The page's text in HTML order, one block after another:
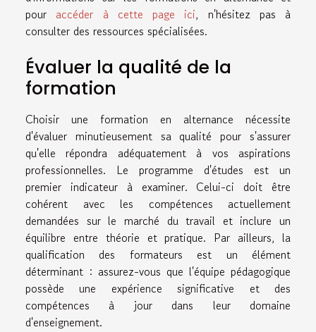
pour accéder à cette page ici, n'hésitez pas à
consulter des ressources spécialisées.
Évaluer la qualité de la
formation
Choisir une formation en alternance nécessite
d'évaluer minutieusement sa qualité pour s'assurer
qu'elle répondra adéquatement à vos aspirations
professionnelles. Le programme d'études est un
premier indicateur à examiner. Celui-ci doit être
cohérent avec les compétences actuellement
demandées sur le marché du travail et inclure un
équilibre entre théorie et pratique. Par ailleurs, la
qualification des formateurs est un élément
déterminant : assurez-vous que l'équipe pédagogique
possède une expérience significative et des
compétences à jour dans leur domaine
d'enseignement.